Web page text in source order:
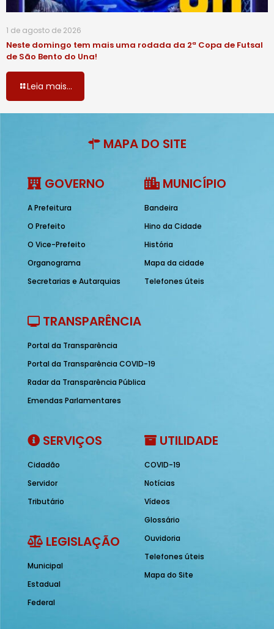
1 de agosto de 2026
Neste domingo tem mais uma rodada da 2ª Copa de Futsal
de São Bento do Una!
Leia mais...
MAPA DO SITE
GOVERNO
A Prefeitura
O Prefeito
O Vice-Prefeito
Organograma
Secretarias e Autarquias
MUNICÍPIO
Bandeira
Hino da Cidade
História
Mapa da cidade
Telefones úteis
TRANSPARÊNCIA
Portal da Transparência
Portal da Transparência COVID-19
Radar da Transparência Pública
Emendas Parlamentares
SERVIÇOS
Cidadão
Servidor
Tributário
LEGISLAÇÃO
Municipal
Estadual
Federal
UTILIDADE
COVID-19
Notícias
Vídeos
Glossário
Ouvidoria
Telefones úteis
Mapa do Site